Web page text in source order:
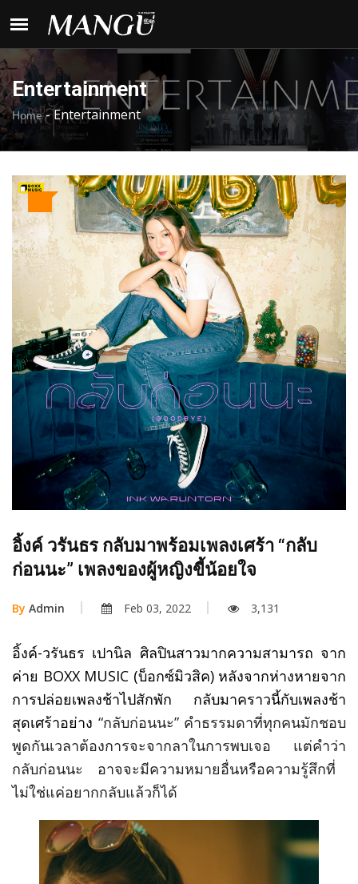
Entertainment
Home- Entertainment
อิ้งค์ วรันธร กลับมาพร้อมเพลงเศร้า “กลับ
ก่อนนะ” เพลงของผู้หญิงขี้น้อยใจ
By Admin Feb 03, 2022 3,131
อิ้งค์-วรันธร เปานิล ศิลปินสาวมากความสามารถ จาก
ค่าย BOXX MUSIC (บ็อกซ์มิวสิค) หลังจากห่างหายจาก
การปล่อยเพลงช้าไปสักพัก กลับมาคราวนี้กับเพลงช้า
สุดเศร้าอย่าง “กลับก่อนนะ” คำธรรมดาที่ทุกคนมักชอบ
พูดกันเวลาต้องการจะจากลาในการพบเจอ แต่คำว่า
กลับก่อนนะ อาจจะมีความหมายอื่นหรือความรู้สึกที่
ไม่ใช่แค่อยากกลับแล้วก็ได้